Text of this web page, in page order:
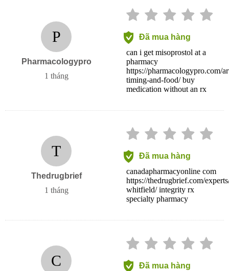
P
Pharmacologypro
1 tháng
Đã mua hàng
can i get misoprostol at a
pharmacy
https://pharmacologypro.com/
timing-and-food/ buy
medication without an rx
T
Thedrugbrief
1 tháng
Đã mua hàng
canadapharmacyonline com
https://thedrugbrief.com/
whitfield/ integrity rx
specialty pharmacy
C
Đã mua hàng